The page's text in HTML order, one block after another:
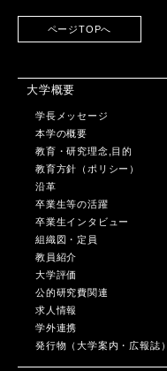
ページTOPへ
大学概要
学長メッセージ
本学の概要
教育・研究理念,目的
教育方針（ポリシー）
沿革
卒業生等の活躍
卒業生インタビュー
組織図・定員
教員紹介
大学評価
公的研究費関連
求人情報
学外連携
発行物（大学案内・広報誌）